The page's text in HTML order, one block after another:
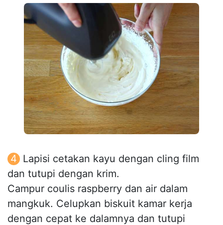
Lapisi cetakan kayu dengan cling film
dan tutupi dengan krim.
Campur coulis raspberry dan air dalam
mangkuk. Celupkan biskuit kamar kerja
dengan cepat ke dalamnya dan tutupi